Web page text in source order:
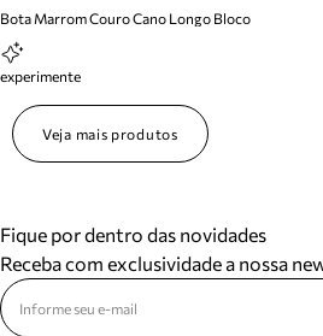
Bota Marrom Couro Cano Longo Bloco
experimente
Veja mais produtos
Fique por dentro das novidades
Receba com exclusividade a nossa